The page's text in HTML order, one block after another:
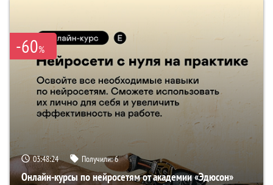
-60%
03:48:23 Получили:6
Онлайн-курсы по нейросетям от академии «Эдюсон»